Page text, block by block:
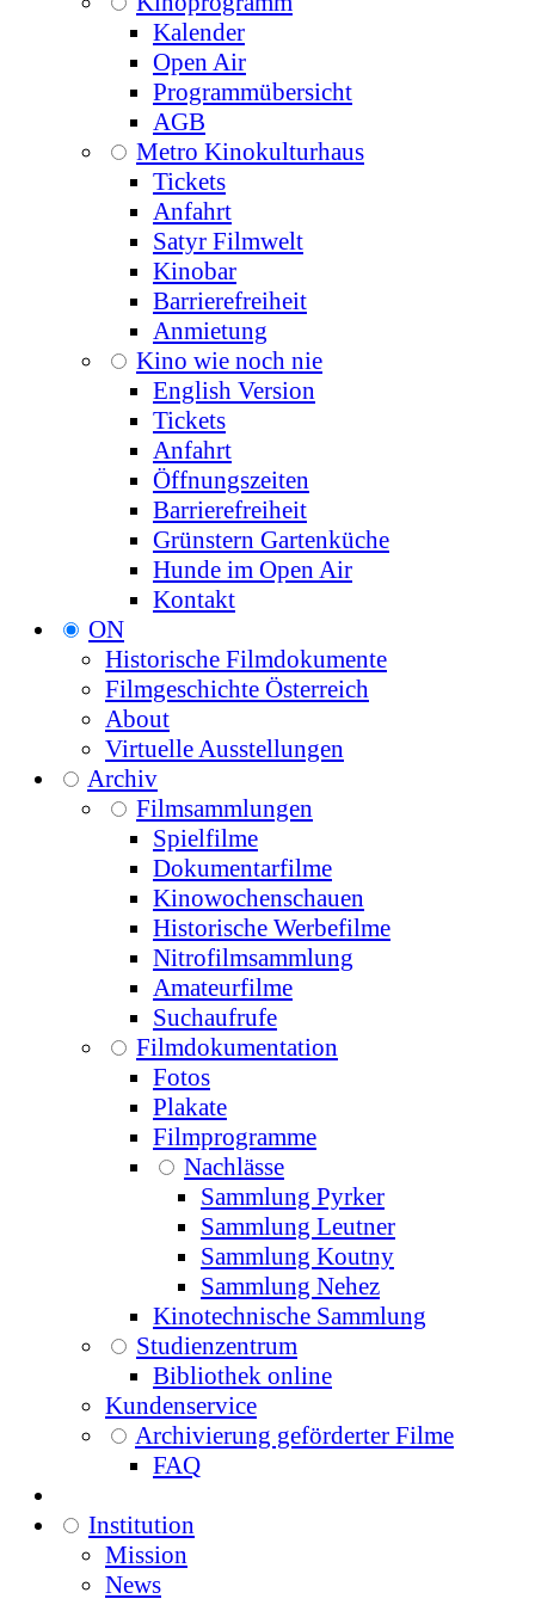
Kalender
Open Air
Programmübersicht
AGB
Metro Kinokulturhaus
Tickets
Anfahrt
Satyr Filmwelt
Kinobar
Barrierefreiheit
Anmietung
Kino wie noch nie
English Version
Tickets
Anfahrt
Öffnungszeiten
Barrierefreiheit
Grünstern Gartenküche
Hunde im Open Air
Kontakt
ON
Historische Filmdokumente
Filmgeschichte Österreich
About
Virtuelle Ausstellungen
Archiv
Filmsammlungen
Spielfilme
Dokumentarfilme
Kinowochenschauen
Historische Werbefilme
Nitrofilmsammlung
Amateurfilme
Suchaufrufe
Filmdokumentation
Fotos
Plakate
Filmprogramme
Nachlässe
Sammlung Pyrker
Sammlung Leutner
Sammlung Koutny
Sammlung Nehez
Kinotechnische Sammlung
Studienzentrum
Bibliothek online
Kundenservice
Archivierung geförderter Filme
FAQ
Institution
Mission
News